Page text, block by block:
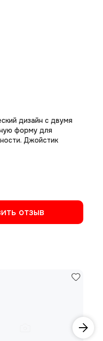
дизайн с двумя
форму для
Джойстик
отзыв